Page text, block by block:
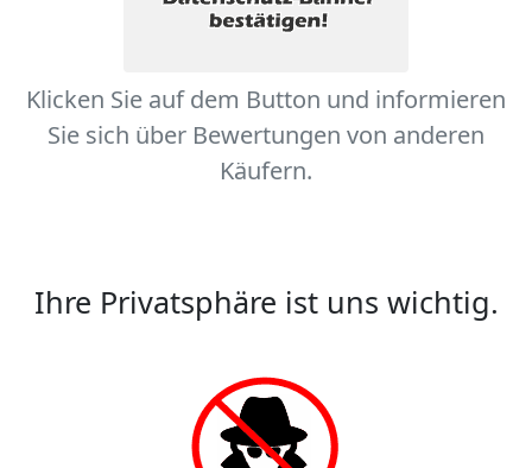
Klicken Sie auf dem Button und informieren
Sie sich über Bewertungen von anderen
Käufern.
Ihre Privatsphäre ist uns wichtig.